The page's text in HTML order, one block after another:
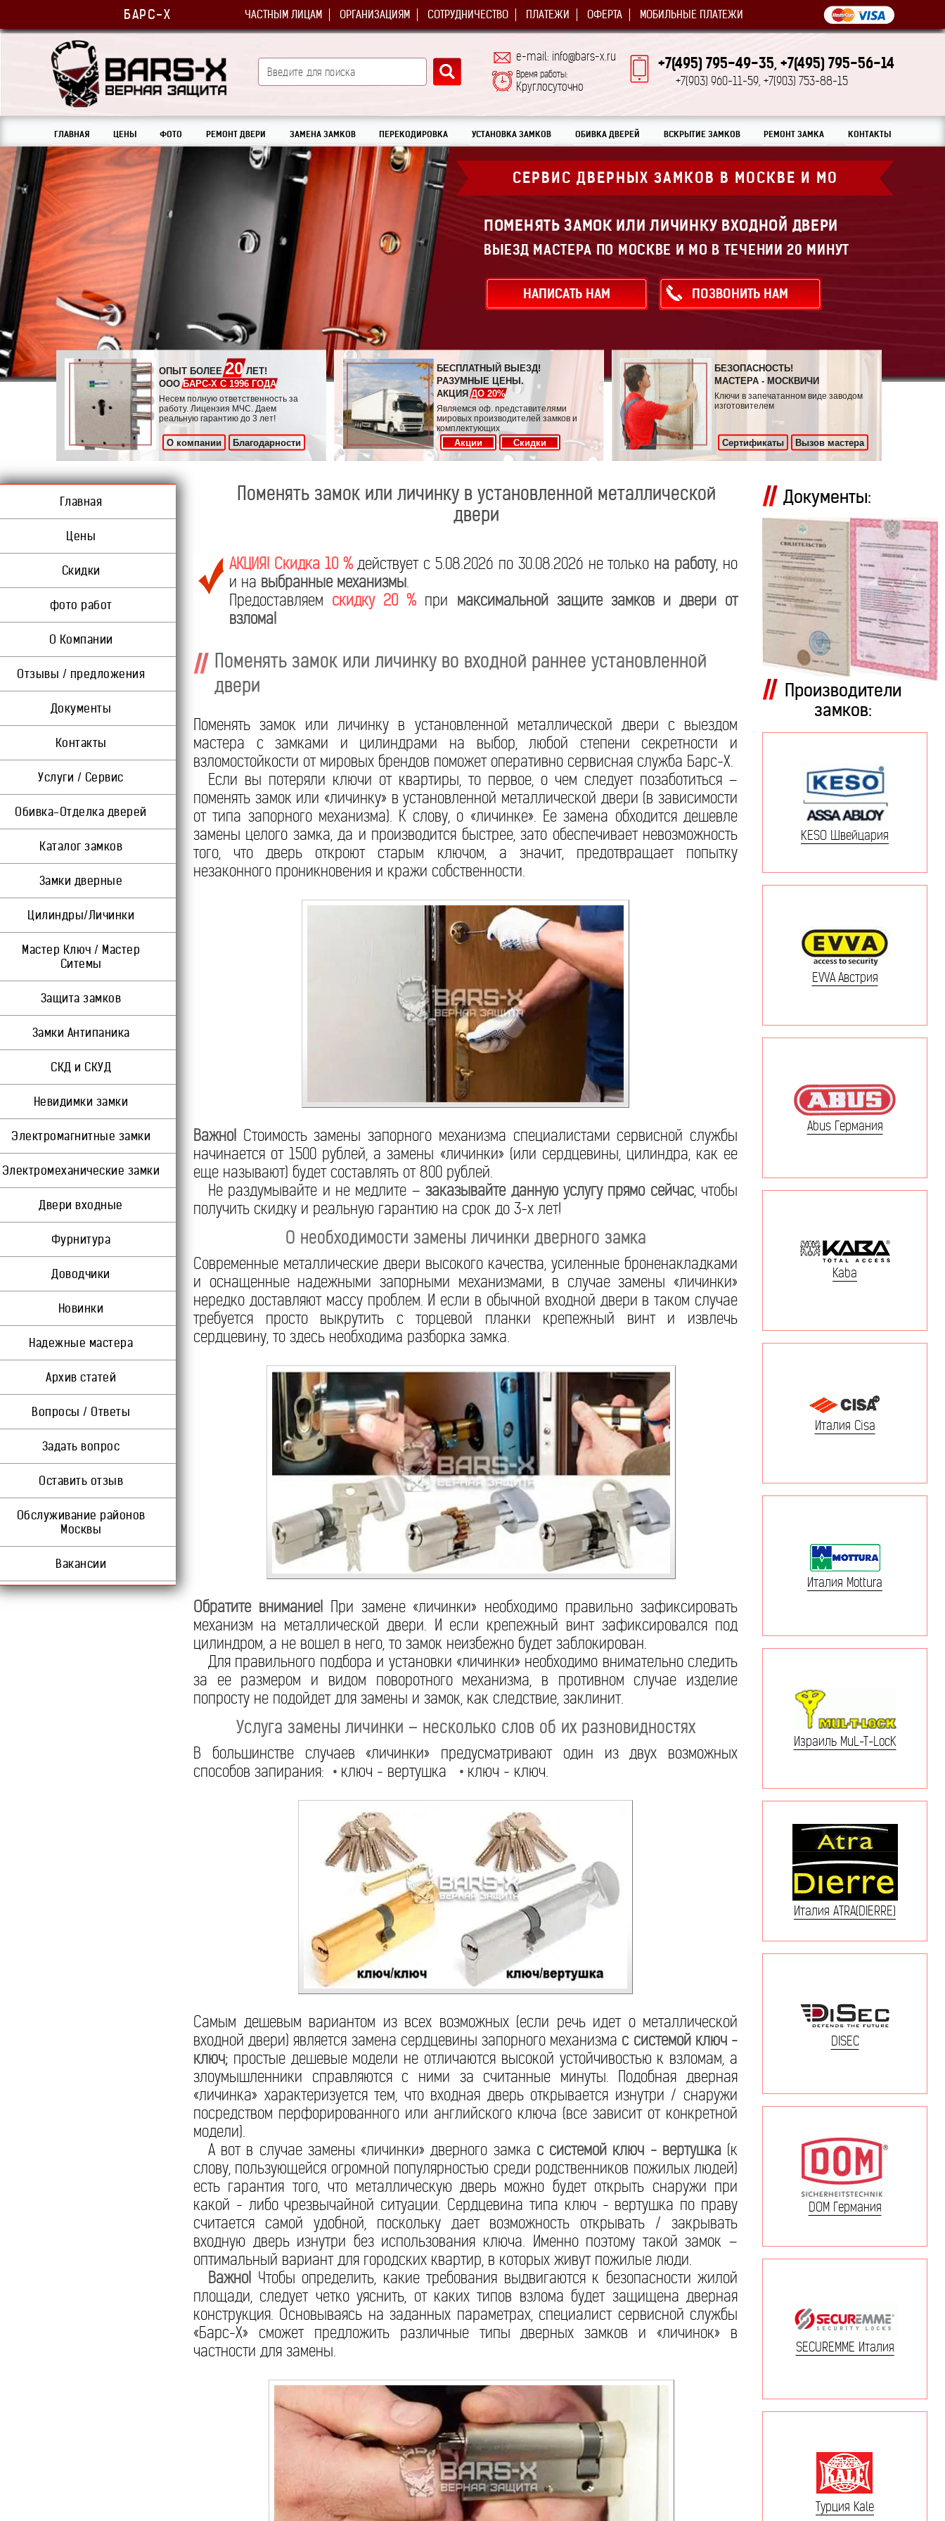
БАРС-Х ЧАСТНЫМ ЛИЦАМ ОРГАНИЗАЦИЯМ СОТРУДНИЧЕСТВО ПЛАТЕЖИ ОФЕРТА МОБИЛЬНЫЕ ПЛАТЕЖИ
e-mail: info@bars-x.ru
Время работы:
Круглосуточно
+7(495) 795-49-35, +7(495) 795-56-14
+7(903) 960-11-59, +7(903) 753-88-15
ГЛАВНАЯ ЦЕНЫ ФОТО РЕМОНТ ДВЕРИ ЗАМЕНА ЗАМКОВ ПЕРЕКОДИРОВКА УСТАНОВКА ЗАМКОВ ОБИВКА ДВЕРЕЙ ВСКРЫТИЕ ЗАМКОВ РЕМОНТ ЗАМКА КОНТАКТЫ
СЕРВИС ДВЕРНЫХ ЗАМКОВ В МОСКВЕ И МО
ПОМЕНЯТЬ ЗАМОК ИЛИ ЛИЧИНКУ ВХОДНОЙ ДВЕРИ
ВЫЕЗД МАСТЕРА ПО МОСКВЕ И МО В ТЕЧЕНИИ 20 МИНУТ
НАПИСАТЬ НАМ ПОЗВОНИТЬ НАМ
ОПЫТ БОЛЕЕ20ЛЕТ!
ОООБАРС-Х С 1996 ГОДА
Несем полную ответственность за
работу. Лицензия МЧС. Даем
реальную гарантию до 3 лет!
О компании Благодарности
БЕСПЛАТНЫЙ ВЫЕЗД!
РАЗУМНЫЕ ЦЕНЫ.
АКЦИЯДО 20%
Являемся оф. представителями
мировых производителей замков и
комплектующих
Акции Скидки
БЕЗОПАСНОСТЬ!
МАСТЕРА - МОСКВИЧИ
Ключи в запечатанном виде заводом
изготовителем
Сертификаты Вызов мастера
Главная
Цены
Скидки
фото работ
О Компании
Отзывы / предложения
Документы
Контакты
Услуги / Сервис
Обивка-Отделка дверей
Каталог замков
Замки дверные
Цилиндры/Личинки
Мастер Ключ / Мастер
Ситемы
Защита замков
Замки Антипаника
СКД и СКУД
Невидимки замки
Электромагнитные замки
Электромеханические замки
Двери входные
Фурнитура
Доводчики
Новинки
Надежные мастера
Архив статей
Вопросы / Ответы
Задать вопрос
Оставить отзыв
Обслуживание районов
Москвы
Вакансии
Поменять замок или личинку в установленной металлической
двери
АКЦИЯ! Скидка 10 %действует с 5.08.2026 по 30.08.2026 не только на работу, но
и на выбранные механизмы.
Предоставляем скидку 20 % при максимальной защите замков и двери от
взлома!
Поменять замок или личинку во входной раннее установленной
двери
Поменять замок или личинку в установленной металлической двери с выездом
мастера с замками и цилиндрами на выбор, любой степени секретности и
взломостойкости от мировых брендов поможет оперативно сервисная служба Барс-Х.
Если вы потеряли ключи от квартиры, то первое, о чем следует позаботиться –
поменять замок или «личинку» в установленной металлической двери (в зависимости
от типа запорного механизма). К слову, о «личинке». Ее замена обходится дешевле
замены целого замка, да и производится быстрее, зато обеспечивает невозможность
того, что дверь откроют старым ключом, а значит, предотвращает попытку
незаконного проникновения и кражи собственности.
Важно! Стоимость замены запорного механизма специалистами сервисной службы
начинается от 1500 рублей, а замены «личинки» (или сердцевины, цилиндра, как ее
еще называют) будет составлять от 800 рублей.
Не раздумывайте и не медлите – заказывайте данную услугу прямо сейчас, чтобы
получить скидку и реальную гарантию на срок до 3-х лет!
О необходимости замены личинки дверного замка
Современные металлические двери высокого качества, усиленные броненакладками
и оснащенные надежными запорными механизмами, в случае замены «личинки»
нередко доставляют массу проблем. И если в обычной входной двери в таком случае
требуется просто выкрутить с торцевой планки крепежный винт и извлечь
сердцевину, то здесь необходима разборка замка.
Обратите внимание! При замене «личинки» необходимо правильно зафиксировать
механизм на металлической двери. И если крепежный винт зафиксировался под
цилиндром, а не вошел в него, то замок неизбежно будет заблокирован.
Для правильного подбора и установки «личинки» необходимо внимательно следить
за ее размером и видом поворотного механизма, в противном случае изделие
попросту не подойдет для замены и замок, как следствие, заклинит.
Услуга замены личинки – несколько слов об их разновидностях
В большинстве случаев «личинки» предусматривают один из двух возможных
способов запирания: • ключ - вертушка • ключ - ключ.
Самым дешевым вариантом из всех возможных (если речь идет о металлической
входной двери) является замена сердцевины запорного механизма с системой ключ -
ключ; простые дешевые модели не отличаются высокой устойчивостью к взломам, а
злоумышленники справляются с ними за считанные минуты. Подобная дверная
«личинка» характеризуется тем, что входная дверь открывается изнутри / снаружи
посредством перфорированного или английского ключа (все зависит от конкретной
модели).
А вот в случае замены «личинки» дверного замка с системой ключ - вертушка(к
слову, пользующейся огромной популярностью среди родственников пожилых людей)
есть гарантия того, что металлическую дверь можно будет открыть снаружи при
какой - либо чрезвычайной ситуации. Сердцевина типа ключ - вертушка по праву
считается самой удобной, поскольку дает возможность открывать / закрывать
входную дверь изнутри без использования ключа. Именно поэтому такой замок –
оптимальный вариант для городских квартир, в которых живут пожилые люди.
Важно! Чтобы определить, какие требования выдвигаются к безопасности жилой
площади, следует четко уяснить, от каких типов взлома будет защищена дверная
конструкция. Основываясь на заданных параметрах, специалист сервисной службы
«Барс-Х» сможет предложить различные типы дверных замков и «личинок» в
частности для замены.
Документы:
Производители
замков:
KESO Швейцария
EVVA Австрия
Abus Германия
Kaba
Италия Cisa
Италия Mottura
Израиль MuL-T-LocK
Италия ATRA(DIERRE)
DISEC
DOM Германия
SECUREMME Италия
Турция Kale